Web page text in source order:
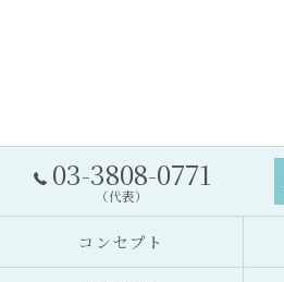
03-3808-0771
（代表）
コンセプト